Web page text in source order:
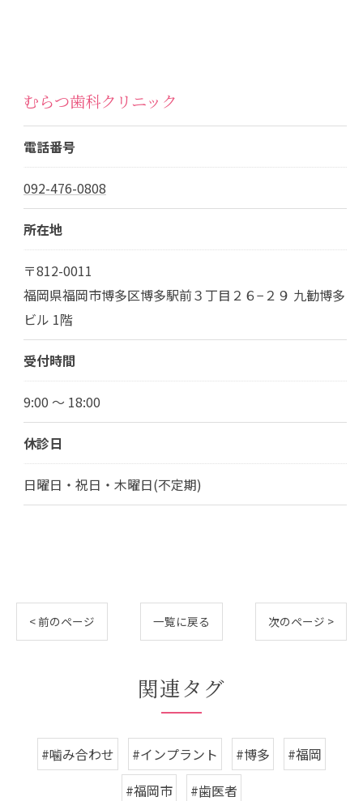
むらつ歯科クリニック
電話番号
092-476-0808
所在地
〒812-0011
福岡県福岡市博多区博多駅前３丁目２６−２９ 九勧博多
ビル 1階
受付時間
9:00 ～ 18:00
休診日
日曜日・祝日・木曜日(不定期)
< 前のページ 一覧に戻る 次のページ >
関連タグ
#噛み合わせ #インプラント #博多
#福岡
#福岡市
#歯医者